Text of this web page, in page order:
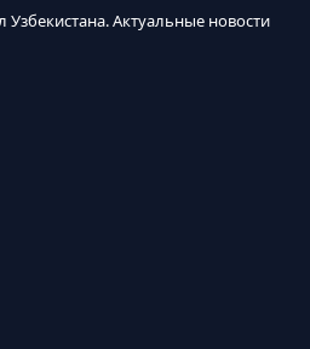
Актуальные новости